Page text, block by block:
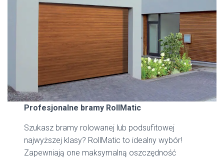
Profesjonalne bramy RollMatic
Szukasz bramy rolowanej lub podsufitowej
najwyższej klasy? RollMatic to idealny wybór!
Zapewniają one maksymalną oszczędność